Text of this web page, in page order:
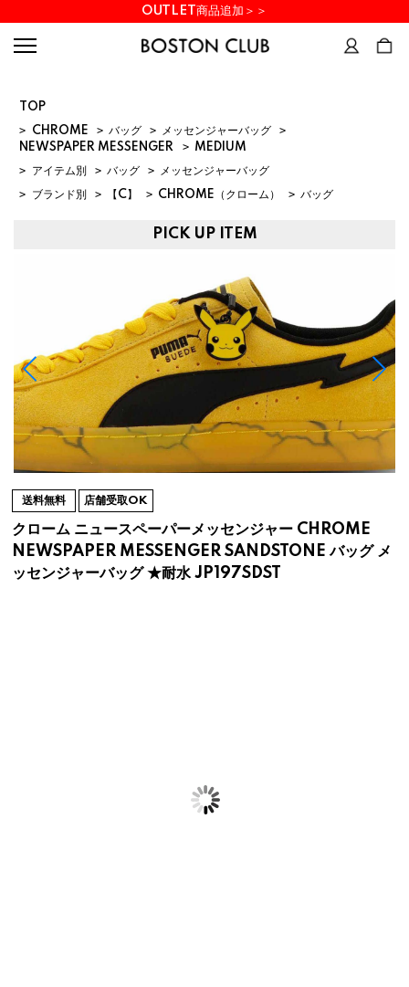
OUTLET商品追加＞＞
TOP
> CHROME > バッグ > メッセンジャーバッグ
>
NEWSPAPER MESSENGER
> MEDIUM
> アイテム別 > バッグ > メッセンジャーバッグ
> ブランド別 > 【C】 > CHROME（クローム） > バッグ
PICK UP ITEM
送料無料 店舗受取OK
クローム ニュースペーパーメッセンジャー CHROME
NEWSPAPER MESSENGER SANDSTONE バッグ メ
ッセンジャーバッグ ★耐水 JP197SDST